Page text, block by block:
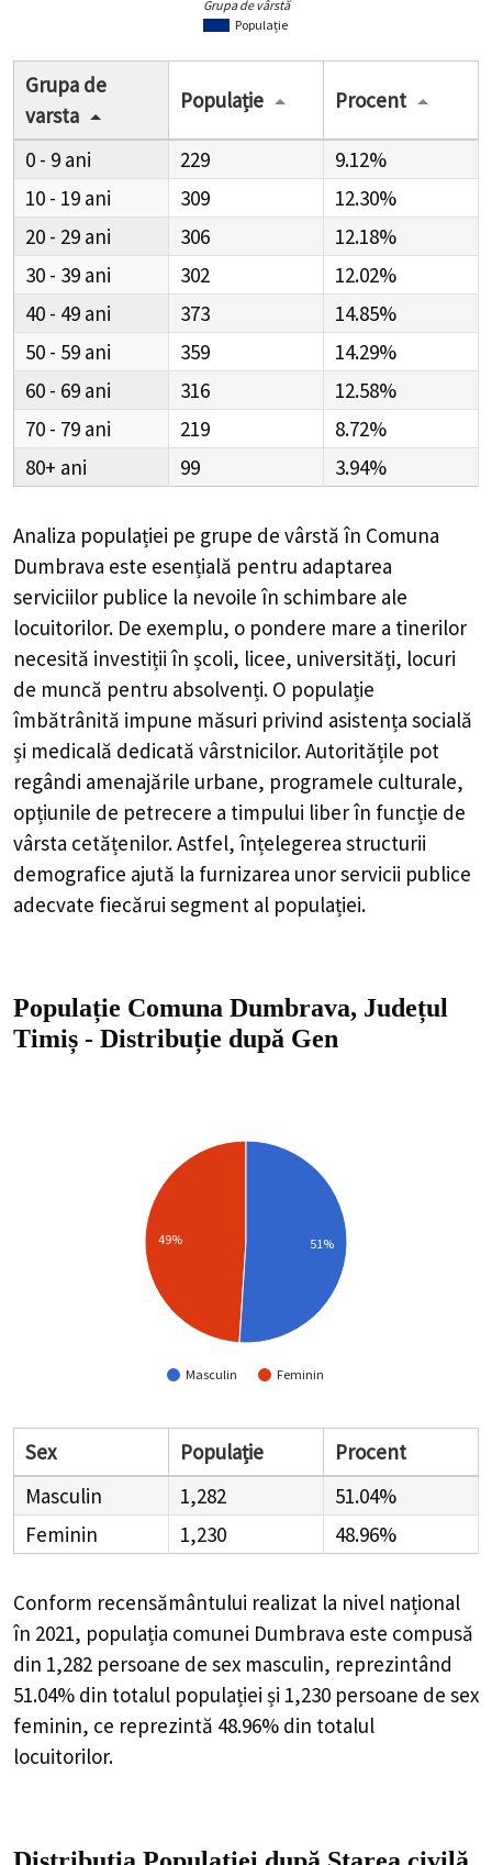
Populație
Grupa de vârstă
Grupa de
varsta
Populație Procent
0 - 9 229
9.12%
10 - 19
309
12.30%
20 - 29
306
12.18%
30 - 39
302
12.02%
40 - 49
373
14.85%
50 - 59
359
14.29%
60 - 69
316
12.58%
70 - 79
219
8.72%
80+
99 3.94%
Analiza populației pe grupe de vârstă în Comuna
Dumbrava este esențială pentru adaptarea
serviciilor publice la nevoile în schimbare ale
locuitorilor. De exemplu, o pondere mare a tinerilor
necesită investiții în școli, licee, universități, locuri
de muncă pentru absolvenți. O populație
îmbătrânită impune măsuri privind asistența socială
și medicală dedicată vârstnicilor. Autoritățile pot
regândi amenajările urbane, programele culturale,
opțiunile de petrecere a timpului liber în funcție de
vârsta cetățenilor. Astfel, înțelegerea structurii
demografice ajută la furnizarea unor servicii publice
adecvate fiecărui segment al populației.
Populație Comuna Dumbrava, Județul
Timiș - Distribuție după Gen
Masculin Feminin
49% 51%
Sex Populație
Procent
Masculin
1,282
51.04%
Feminin
1,230 48.96%
Conform recensământului realizat la nivel național
în 2021, populația comunei Dumbrava este compusă
din 1,282 persoane de sex masculin, reprezintând
51.04% din totalul populației și 1,230 persoane de sex
feminin, ce reprezintă 48.96% din totalul
locuitorilor.